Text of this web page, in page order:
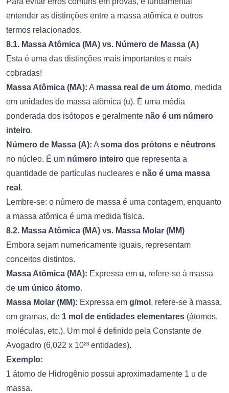
entender as distinções entre a massa atômica e outros
termos relacionados.
8.1. Massa Atômica (MA) vs. Número de Massa (A)
Esta é uma das distinções mais importantes e mais
cobradas!
Massa Atômica (MA): A massa real de um átomo, medida
em unidades de massa atômica (u). É uma média
ponderada dos isótopos e geralmente não é um número
inteiro.
Número de Massa (A): A soma dos prótons e nêutrons
no núcleo. É um número inteiro que representa a
quantidade de partículas nucleares e não é uma massa
real .
Lembre-se: o número de massa é uma contagem, enquanto
a massa atômica é uma medida física.
8.2. Massa Atômica (MA) vs. Massa Molar (MM)
Embora sejam numericamente iguais, representam
conceitos distintos.
Massa Atômica (MA): Expressa em u, refere-se à massa
de um único átomo.
Massa Molar (MM): Expressa em g/mol , refere-se à massa,
em gramas, de 1 mol de entidades elementares (átomos,
moléculas, etc.). Um mol é definido pela Constante de
Avogadro (6,022 x 10²³ entidades).
Exemplo:
1 átomo de Hidrogênio possui aproximadamente 1 u de
massa.